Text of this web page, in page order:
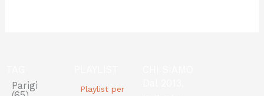
Playlist per
Parigi